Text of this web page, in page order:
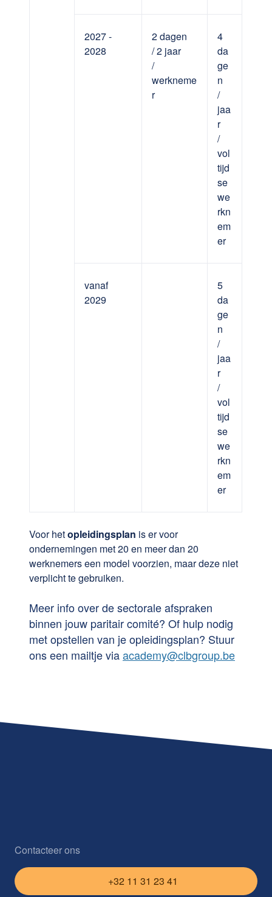
2027 -
2028
2 dagen
/ 2 jaar
/
werkneme
r
4
da
ge
n
/
jaa
r
/
vol
tijd
se
we
rkn
em
er
vanaf
2029
5
da
ge
n
/
jaa
r
/
vol
tijd
se
we
rkn
em
er
Voor hetopleidingsplan is er voor
ondernemingen met 20 en meer dan 20
werknemers een model voorzien, maar deze niet
verplicht te gebruiken.
Meer info over de sectorale afspraken
binnen jouw paritair comité? Of hulp nodig
met opstellen van je opleidingsplan? Stuur
ons een mailtje viaacademy@clbgroup.be
Contacteer ons
+32 11 31 23 41